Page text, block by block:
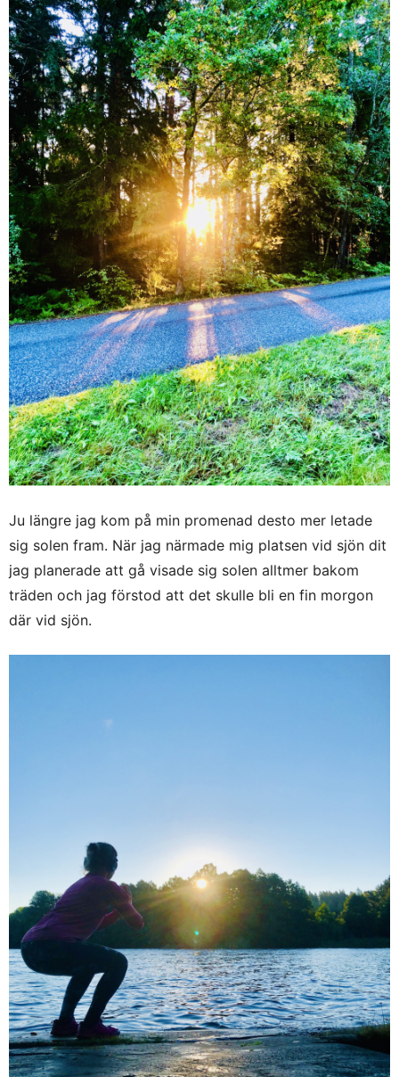
Ju längre jag kom på min promenad desto mer letade
sig solen fram. När jag närmade mig platsen vid sjön dit
jag planerade att gå visade sig solen alltmer bakom
träden och jag förstod att det skulle bli en fin morgon
där vid sjön.